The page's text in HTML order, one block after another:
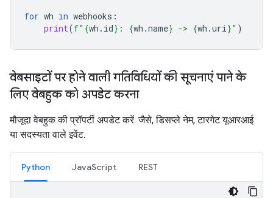
for wh in webhooks :
print(f" {wh . id} : {wh .name} -> {wh .uri}" )
वेबसाइटों पर होने वाली गतिविधियों की सूचनाएं पाने के
लिए वेबहुक को अपडेट करना
मौजूदा वेबहुक की प्रॉपर्टी अपडेट करें. जैसे, डिसप्ले नेम, टारगेट यूआरआई
या सदस्यता वाले इवेंट.
Python JavaScript REST